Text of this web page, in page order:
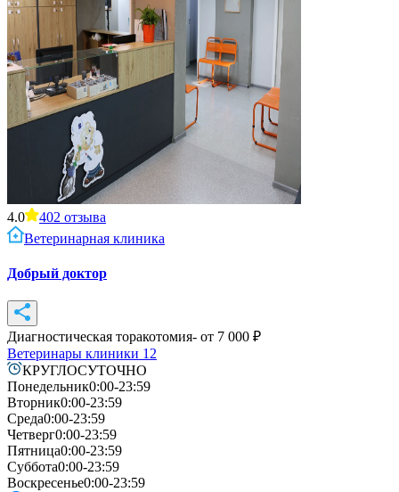
4.0 402 отзыва
Ветеринарная клиника
Добрый доктор
Диагностическая торакотомия- от 7 000 ₽
Ветеринары клиники 12
КРУГЛОСУТОЧНО
Понедельник0:00-23:59
Вторник0:00-23:59
Среда0:00-23:59
Четверг0:00-23:59
Пятница0:00-23:59
Суббота0:00-23:59
Воскресенье0:00-23:59